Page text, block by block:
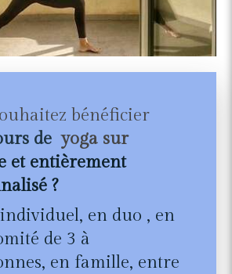
bénéficier
de yoga sur
et entièrement
?
en duo , en
de 3 à
en famille, entre